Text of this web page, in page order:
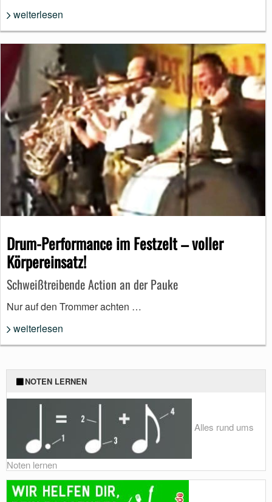
weiterlesen
Drum-Performance im Festzelt – voller
Körpereinsatz!
Schweißtreibende Action an der Pauke
Nur auf den Trommer achten …
weiterlesen
NOTEN LERNEN
Alles rund ums
Noten lernen